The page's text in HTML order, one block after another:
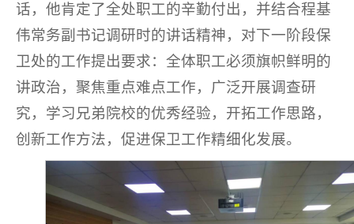
话，他肯定了全处职工的辛勤付出，并结合程基
伟常务副书记调研时的讲话精神，对下一阶段保
卫处的工作提出要求：全体职工必须旗帜鲜明的
讲政治，聚焦重点难点工作，广泛开展调查研
究，学习兄弟院校的优秀经验，开拓工作思路，
创新工作方法，促进保卫工作精细化发展。